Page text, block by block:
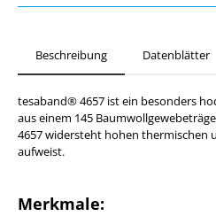
Beschreibung Datenblätter
tesaband® 4657 ist ein besonders
aus einem 145
4657 widersteht hohen thermischen
aufweist.
Merkmale: